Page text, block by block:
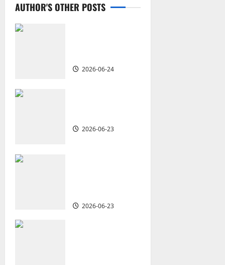
v
i
t
n
AUTHOR'S OTHER POSTS
2026-06-24
2026-06-23
2026-06-23